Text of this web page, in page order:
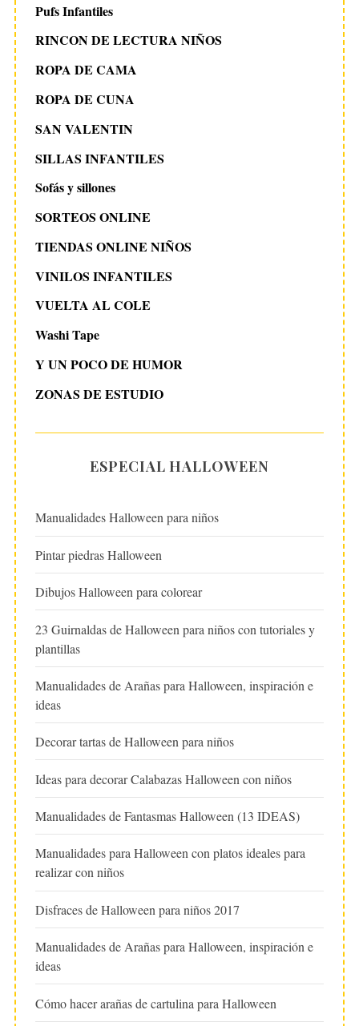
Pufs Infantiles
RINCON DE LECTURA NIÑOS
ROPA DE CAMA
ROPA DE CUNA
SAN VALENTIN
SILLAS INFANTILES
Sofás y sillones
SORTEOS ONLINE
TIENDAS ONLINE NIÑOS
VINILOS INFANTILES
VUELTA AL COLE
Washi Tape
Y UN POCO DE HUMOR
ZONAS DE ESTUDIO
ESPECIAL HALLOWEEN
Manualidades Halloween para niños
Pintar piedras Halloween
Dibujos Halloween para colorear
23 Guirnaldas de Halloween para niños con tutoriales y
plantillas
Manualidades de Arañas para Halloween, inspiración e
ideas
Decorar tartas de Halloween para niños
Ideas para decorar Calabazas Halloween con niños
Manualidades de Fantasmas Halloween (13 IDEAS)
Manualidades para Halloween con platos ideales para
realizar con niños
Disfraces de Halloween para niños 2017
Manualidades de Arañas para Halloween, inspiración e
ideas
Cómo hacer arañas de cartulina para Halloween